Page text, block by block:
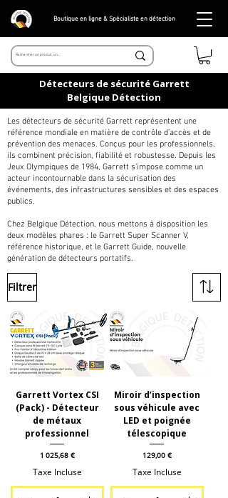
Boutique en ligne & Spécialiste en détection
Détecteurs de sécurité Garrett
Belgique Détection
Les détecteurs de sécurité Garrett représentent une
référence mondiale en matière de contrôle d’accès et de
prévention des menaces. Conçus pour les professionnels,
ils combinent précision, fiabilité et robustesse. Depuis les
Jeux Olympiques de 1984, Garrett s’impose comme un
acteur incontournable dans la sécurisation des
événements, des infrastructures sensibles et des espaces
publics.
Chez Belgique Détection, nous mettons à disposition les
deux modèles phares : le Garrett Super Scanner V,
référence historique, et le Garrett Guide, nouvelle
génération de détecteurs portatifs.
Filtrer
Garrett Vortex CSI
(Pack) - Détecteur
de métaux
professionnel
Prix
1 025,68 €
Taxe Incluse
Miroir d’inspection
sous véhicule avec
LED et poignée
télescopique
Prix
129,00 €
Taxe Incluse